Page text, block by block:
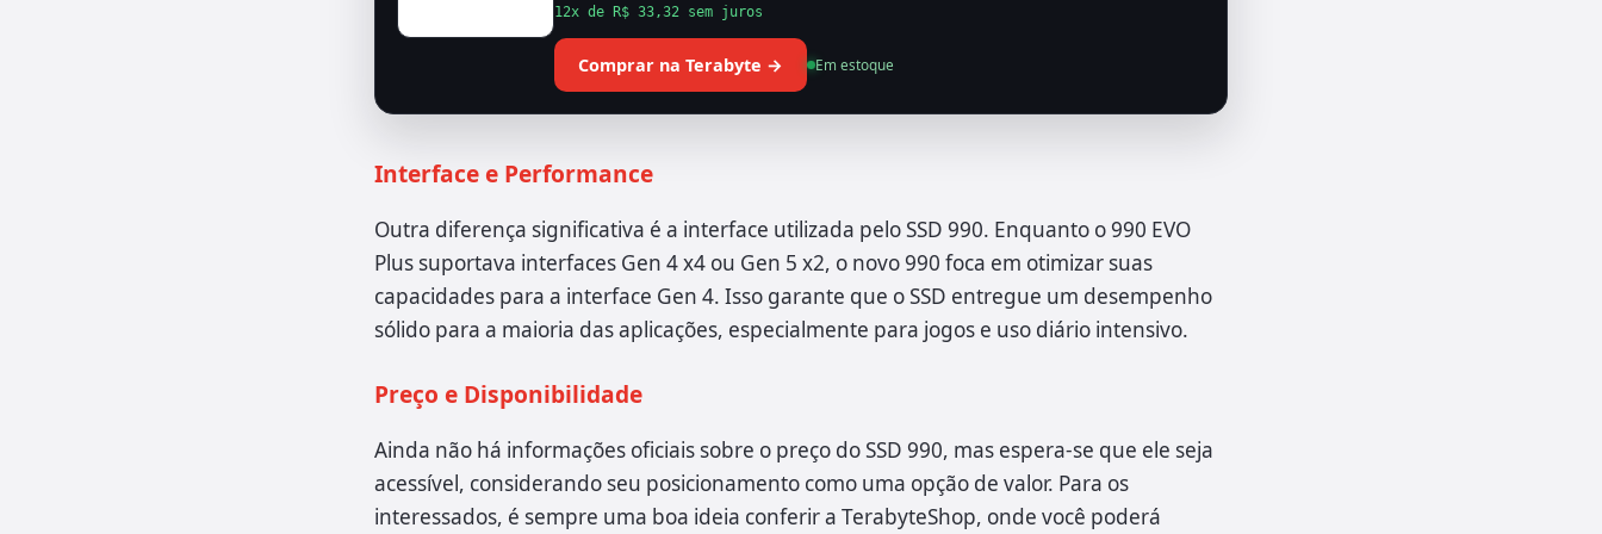
12x de R$ 33,32 sem juros
Comprar na Terabyte → Em estoque
Interface e Performance
Outra diferença significativa é a interface utilizada pelo SSD 990. Enquanto o 990 EVO
Plus suportava interfaces Gen 4 x4 ou Gen 5 x2, o novo 990 foca em otimizar suas
capacidades para a interface Gen 4. Isso garante que o SSD entregue um desempenho
sólido para a maioria das aplicações, especialmente para jogos e uso diário intensivo.
Preço e Disponibilidade
Ainda não há informações oficiais sobre o preço do SSD 990, mas espera-se que ele seja
acessível, considerando seu posicionamento como uma opção de valor. Para os
interessados, é sempre uma boa ideia conferir a TerabyteShop, onde você poderá